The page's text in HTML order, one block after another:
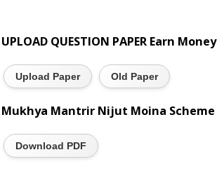
UPLOAD QUESTION PAPER Earn Money
Upload Paper Old Paper
Mukhya Mantrir Nijut Moina Scheme
Download PDF